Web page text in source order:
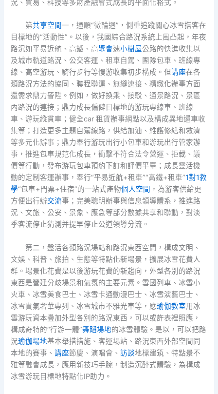
況、貿易、科技等多財產融會式成長的平面化格式。
第共享空間一，通順“微輪迴”，側重追蹤關心冰雪搭客在
目標地的“活動性”。以後，我國綜合路況系統上風凸起，年夜
路況如平易近航、高鐵、高聚會速小樹屋公路的快進收集以
及城市軌道路況、公交客運、租車自駕、團隊包車、班線專
線、高空游玩、騎行步行等慢游收集初步構成。但講座在各
類路況方法的協同、聯程聯運、無縫連接、精緻化辦事方面
還需求鼎力晉陞。例如，做好換乘、接駁、通景路況、景區
內路況的連接；鼎力成長偏僻目標地的游玩專線車、班線
車、游玩縱貫車；健全car 租賃辦事網點以及構成異地還車收
集等；打造更多主題自駕線路，供給加油、維護修繕和救濟
等多元化辦事；鼎力奉行游玩出行小包車和游玩出行管家辦
事，推進包車規范化成長，衝擊不符合法令營運、拒載、議
價等行動，發布游玩包車預約下訂和評價平臺；成長靈活機
動的定制客運辦事，奉行“平易近航+租車”“高鐵+租車”1對1教
學“包車+門票+住宿”的一站式產物個人空間 ，為游客供給更
方便出行辦交流事；完美聰明辦事與信息領導體系，推進路
況、文旅、公安、景象、應急等部分數據共享和聯動，對淡
季客流停止猜測并提早停止公道領導分流。
第二，盤活各類路況場站和路況東西空間，構成文明、
文娛、科普、旅拍、生態等特點化新場景，擴展冰雪花費人
群。場景化花費是以後游玩花費的新趨向，外型各別的路況
東西是營建分歧場景和氣氛的主要元素。雪國列車、冰雪小
火車、冰雪美食巴士、冰雪卡通動漫巴士、冰雪演藝巴士、
冰雪貴氣奢華專列、冰雪城市不雅光車等，應瑜伽教室用冰
雪游玩資本疊加外型各別的路況東西，可以或許表裡照應，
構成奇特的“行游一體”舞蹈場地的冰雪體驗。是以，可以把路
況瑜伽場地基本舉措措施、客運場站、路況東西外部空間同
本地的賽事、講座節慶、演唱會、訪談地標建筑、特點景不
雅等融會成長，應用新技巧手腕，制造沉醉式體驗，為構成
冰雪游玩目標地特點化IP助力。